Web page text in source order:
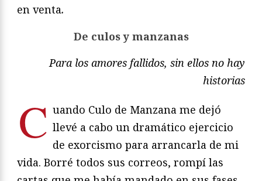
en venta.
De culos y manzanas
Para los amores fallidos, sin ellos no hay
historias
C uando Culo de Manzana me dejó
llevé a cabo un dramático ejercicio
de exorcismo para arrancarla de mi
vida. Borré todos sus correos, rompí las